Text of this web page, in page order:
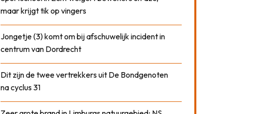
maar krijgt tik op vingers
Jongetje (3) komt om bij afschuwelijk incident in
centrum van Dordrecht
Dit zijn de twee vertrekkers uit De Bondgenoten
na cyclus 31